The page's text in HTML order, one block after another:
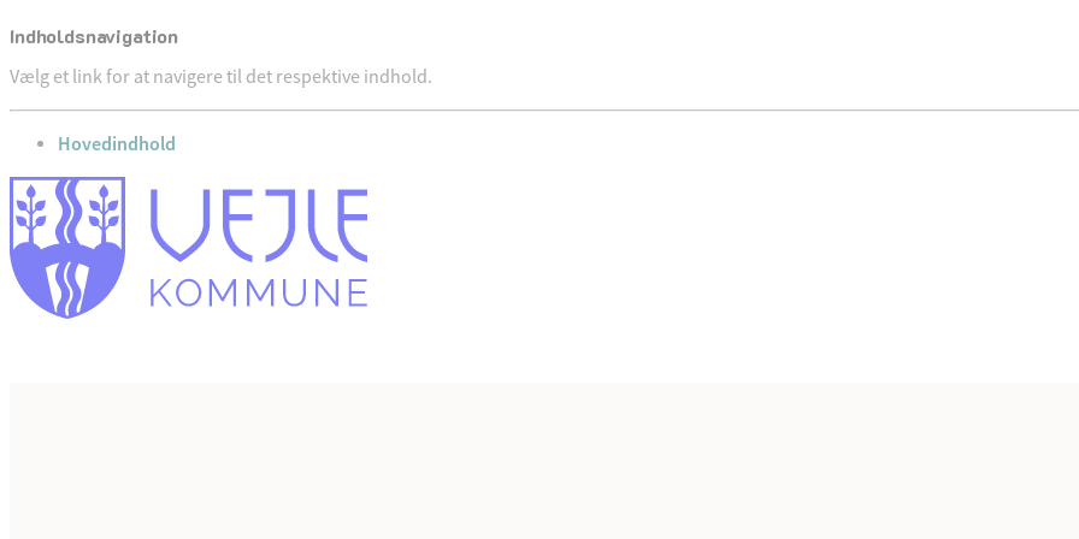
Indholdsnavigation
Vælg et link for at navigere til det respektive indhold.
gå til
Hovedindhold